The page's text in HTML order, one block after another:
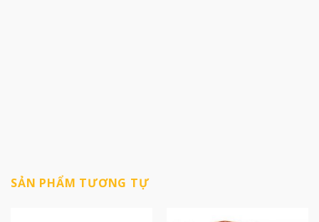
SẢN PHẨM TƯƠNG TỰ